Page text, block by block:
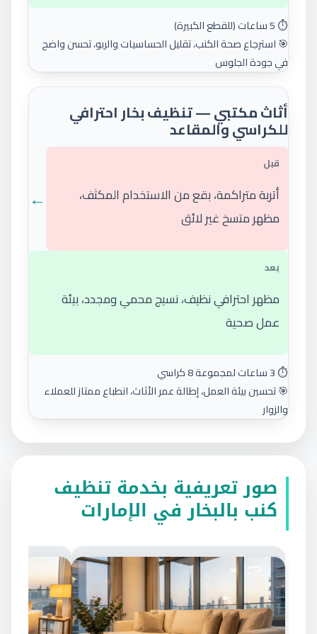
⏱️ 5 ساعات (للقطع الكبيرة)
🎯 استرجاع صحة الكنب، تقليل الحساسيات والربو، تحسن واضح
في جودة الجلوس
أثاث مكتبي — تنظيف بخار احترافي
للكراسي والمقاعد
قبل
أتربة متراكمة، بقع من الاستخدام المكثف،
مظهر متسخ غير لائق
←
بعد
مظهر احترافي نظيف، نسيج محمي ومجدد، بيئة
عمل صحية
⏱️ 3 ساعات لمجموعة 8 كراسي
🎯 تحسين بيئة العمل، إطالة عمر الأثاث، انطباع ممتاز للعملاء
والزوار
صور تعريفية بخدمة تنظيف
كنب بالبخار في الإمارات